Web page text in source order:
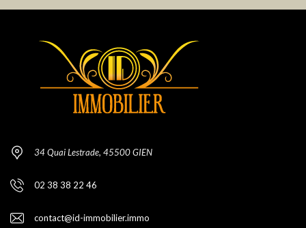
34 Quai Lestrade, 45500 GIEN
02 38 38 22 46
contact@id-immobilier.immo